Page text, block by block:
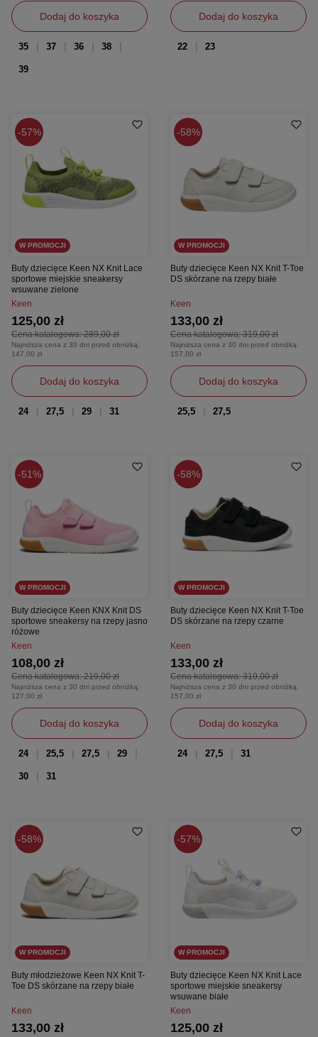
Dodaj do koszyka
35 37 36 38
39
Dodaj do koszyka
22 23
57%
W PROMOCJI
Buty dziecięce Keen NX Knit Lace
sportowe miejskie sneakersy
wsuwane zielone
Keen
Cena katalogowa:289,00 zł
125,00 zł
Najniższa cena z 30 dni przed obniżką:
147,00 zł
Dodaj do koszyka
24 27,5 29 31
58%
W PROMOCJI
Buty dziecięce Keen NX Knit T-Toe
DS skórzane na rzepy białe
Keen
Cena katalogowa:319,00 zł
133,00 zł
Najniższa cena z 30 dni przed obniżką:
157,00 zł
Dodaj do koszyka
25,5 27,5
51%
W PROMOCJI
Buty dziecięce Keen KNX Knit DS
sportowe sneakersy na rzepy jasno
różowe
Keen
Cena katalogowa:219,00 zł
108,00 zł
Najniższa cena z 30 dni przed obniżką:
127,00 zł
Dodaj do koszyka
24 25,5 27,5 29
30 31
58%
W PROMOCJI
Buty dziecięce Keen NX Knit T-Toe
DS skórzane na rzepy czarne
Keen
Cena katalogowa:319,00 zł
133,00 zł
Najniższa cena z 30 dni przed obniżką:
157,00 zł
Dodaj do koszyka
24 27,5 31
58%
W PROMOCJI
Buty młodzieżowe Keen NX Knit T-
Toe DS skórzane na rzepy białe
Keen
133,00 zł
57%
W PROMOCJI
Buty dziecięce Keen NX Knit Lace
sportowe miejskie sneakersy
wsuwane białe
Keen
125,00 zł